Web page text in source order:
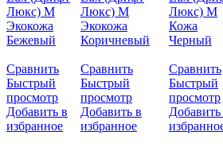
Сравнить
Быстрый
просмотр
Добавить в
избранное
Сравнить
Быстрый
просмотр
Добавить в
избранное
Сравнить
Быстрый
просмотр
Добавить